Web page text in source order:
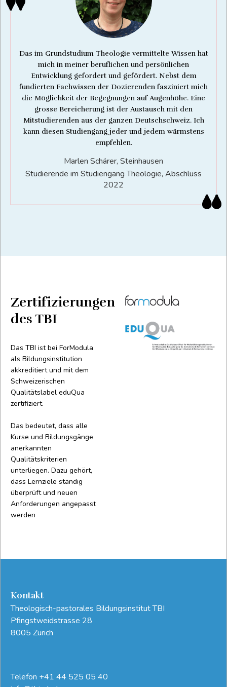
Das im Grundstudium Theologie vermittelte Wissen hat
mich in meiner beruflichen und persönlichen
Entwicklung gefordert und gefördert. Nebst dem
fundierten Fachwissen der Dozierenden fasziniert mich
die Möglichkeit der Begegnungen auf Augenhöhe. Eine
grosse Bereicherung ist der Austausch mit den
Mitstudierenden aus der ganzen Deutschschweiz. Ich
kann diesen Studiengang jeder und jedem wärmstens
empfehlen.
Marlen Schärer, Steinhausen
Studierende im Studiengang Theologie, Abschluss
2022
Zertifizierungen
des TBI
Das TBI ist bei ForModula
als Bildungsinstitution
akkreditiert und mit dem
Schweizerischen
Qualitätslabel eduQua
zertifiziert.
Das bedeutet, dass alle
Kurse und Bildungsgänge
anerkannten
Qualitätskriterien
unterliegen. Dazu gehört,
dass Lernziele ständig
überprüft und neuen
Anforderungen angepasst
werden
Kontakt
Theologisch-pastorales Bildungsinstitut TBI
Pfingstweidstrasse 28
8005 Zürich
Telefon +41 44 525 05 40